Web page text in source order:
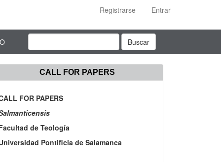
Registrarse
Entrar
Buscar
CALL FOR PAPERS
FOR PAPERS
de Teología
Pontificia de Salamanca